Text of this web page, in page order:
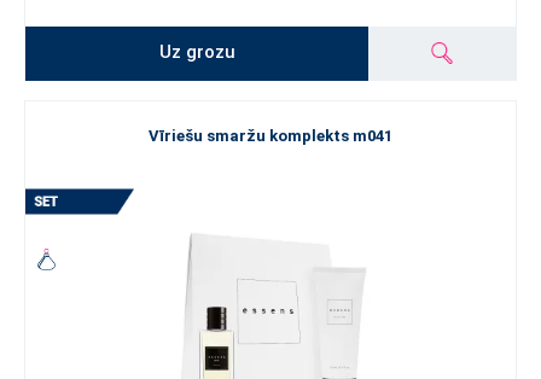
Uz grozu
Vīriešu smaržu komplekts m041